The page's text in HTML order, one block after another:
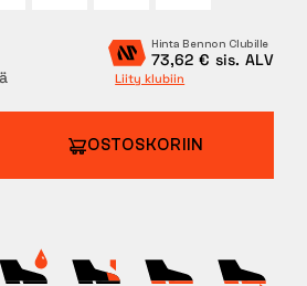
Hinta Bennon Clubille
73,62 € sis. ALV
Liity klubiin
OSTOSKORIIN